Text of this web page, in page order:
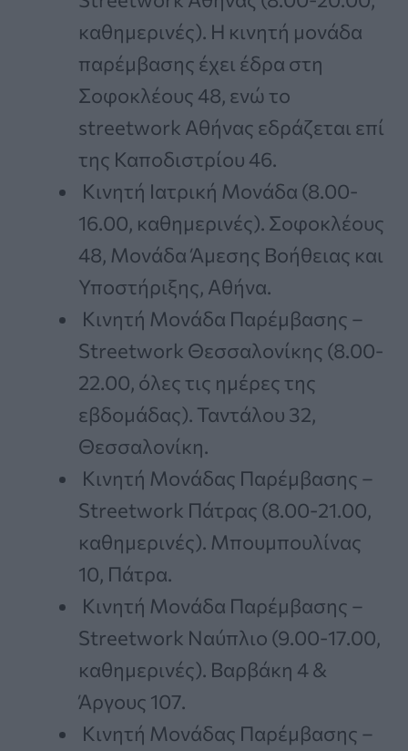
καθημερινές). Η κινητή μονάδα
παρέμβασης έχει έδρα στη
Σοφοκλέους 48, ενώ το
streetwork Αθήνας εδράζεται επί
της Καποδιστρίου 46.
Κινητή Ιατρική Μονάδα (8.00-
16.00, καθημερινές). Σοφοκλέους
48, Μονάδα Άμεσης Βοήθειας και
Υποστήριξης, Αθήνα.
Κινητή Μονάδα Παρέμβασης –
Streetwork Θεσσαλονίκης (8.00-
22.00, όλες τις ημέρες της
εβδομάδας). Ταντάλου 32,
Θεσσαλονίκη.
Κινητή Μονάδας Παρέμβασης –
Streetwork Πάτρας (8.00-21.00,
καθημερινές). Μπουμπουλίνας
10, Πάτρα.
Κινητή Μονάδα Παρέμβασης –
Streetwork Ναύπλιο (9.00-17.00,
καθημερινές). Βαρβάκη 4 &
Άργους 107.
Κινητή Μονάδας Παρέμβασης –